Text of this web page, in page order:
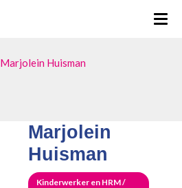
Marjolein Huisman
Marjolein
Huisman
Kinderwerker en HRM /